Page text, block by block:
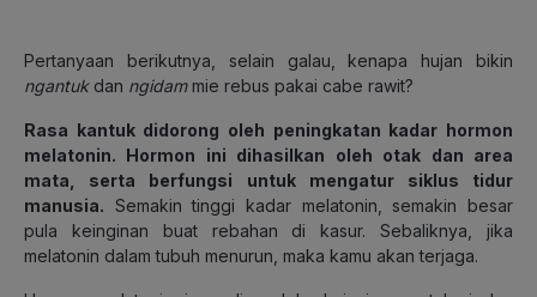
Pertanyaan berikutnya, selain galau, kenapa hujan bikin
ngantukdan ngidam mie rebus pakai cabe rawit?
Rasa kantuk didorong oleh peningkatan kadar hormon
melatonin. Hormon ini dihasilkan oleh otak dan area
mata, serta berfungsi untuk mengatur siklus tidur
manusia. Semakin tinggi kadar melatonin, semakin besar
pula keinginan buat rebahan di kasur. Sebaliknya, jika
melatonin dalam tubuh menurun, maka kamu akan terjaga.